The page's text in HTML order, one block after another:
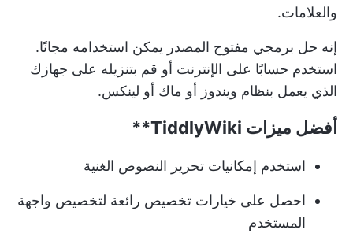
والعلامات.
إنه حل برمجي مفتوح المصدر يمكن استخدامه مجانًا.
استخدم حسابًا على الإنترنت أو قم بتنزيله على جهازك
الذي يعمل بنظام ويندوز أو ماك أو لينكس.
أفضل ميزات TiddlyWiki**
استخدم إمكانيات تحرير النصوص الغنية
احصل على خيارات تخصيص رائعة لتخصيص واجهة
المستخدم